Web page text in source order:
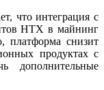
что интеграция с
HTX в майнинг
платформа снизит
продуктах с
дополнительные